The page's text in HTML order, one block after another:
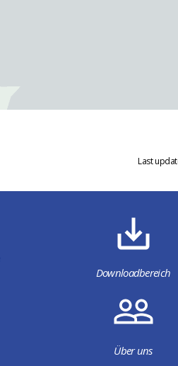
Last
Downloadbereich
Über uns